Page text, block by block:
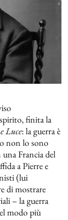
finita la
Luce: la guerra è
non lo sono
Francia del
a Pierre e
(lui
di mostrare
– la guerra
modo più